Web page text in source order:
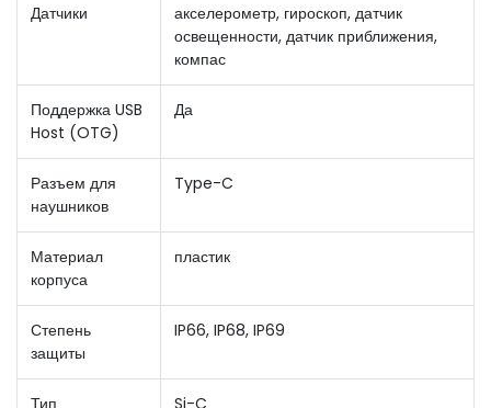
Датчики
акселерометр, гироскоп, датчик
освещенности, датчик приближения,
компас
Поддержка USB
Host (OTG)
Да
Разъем для
наушников
Type-C
Материал
корпуса
пластик
Степень
защиты
IP66, IP68, IP69
Тип
Si-C